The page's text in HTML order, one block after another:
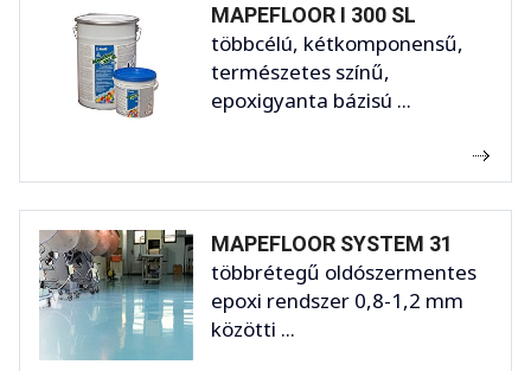
MAPEFLOOR I 300 SL
többcélú, kétkomponensű,
természetes színű,
epoxigyanta bázisú ...
MAPEFLOOR SYSTEM 31
többrétegű oldószermentes
epoxi rendszer 0,8-1,2 mm
közötti ...